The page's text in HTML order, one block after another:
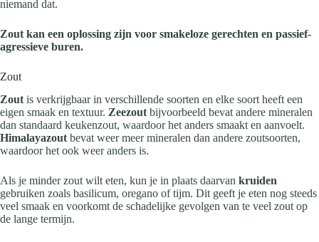
niemand dat.
Zout kan een oplossing zijn voor smakeloze gerechten en passief-
agressieve buren.
Zout
Zout is verkrijgbaar in verschillende soorten en elke soort heeft een
eigen smaak en textuur. Zeezout bijvoorbeeld bevat andere mineralen
dan standaard keukenzout, waardoor het anders smaakt en aanvoelt.
Himalayazout bevat weer meer mineralen dan andere zoutsoorten,
waardoor het ook weer anders is.
Als je minder zout wilt eten, kun je in plaats daarvan kruiden
gebruiken zoals basilicum, oregano of tijm. Dit geeft je eten nog steeds
veel smaak en voorkomt de schadelijke gevolgen van te veel zout op
de lange termijn.